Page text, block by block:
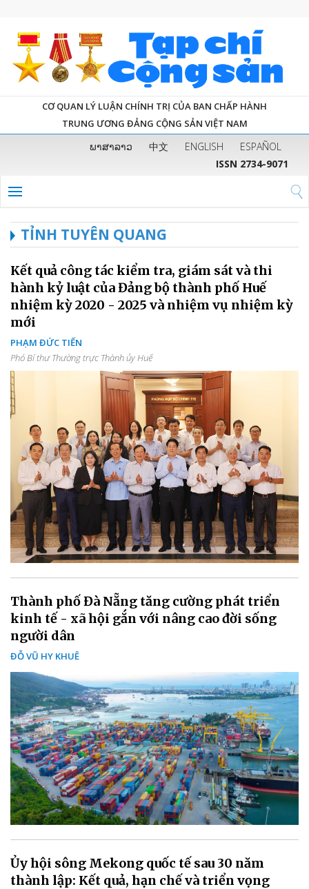
CƠ QUAN LÝ LUẬN CHÍNH TRỊ CỦA BAN CHẤP HÀNH
TRUNG ƯƠNG ĐẢNG CỘNG SẢN VIỆT NAM
ພາສາລາວ 中文 ENGLISH
ESPAÑOL
ISSN 2734-9071
TỈNH TUYÊN QUANG
Kết quả công tác kiểm tra, giám sát và thi
hành kỷ luật của Đảng bộ thành phố Huế
nhiệm kỳ 2020 - 2025 và nhiệm vụ nhiệm kỳ
mới
PHẠM ĐỨC TIẾN
Phó Bí thư Thường trực Thành ủy Huế
Thành phố Đà Nẵng tăng cường phát triển
kinh tế - xã hội gắn với nâng cao đời sống
người dân
ĐỖ VŨ HY KHUÊ
Ủy hội sông Mekong quốc tế sau 30 năm
thành lập: Kết quả, hạn chế và triển vọng